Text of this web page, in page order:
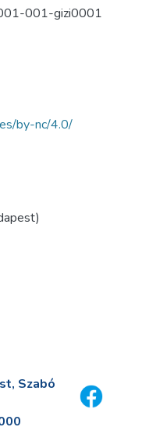
001-gizi0001
by-nc/4.0/
Szabó